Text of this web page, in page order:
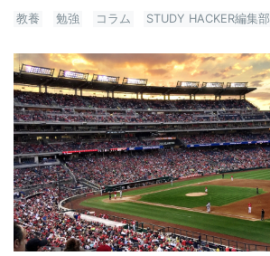
教養 勉強 コラム STUDY HACKER編集部